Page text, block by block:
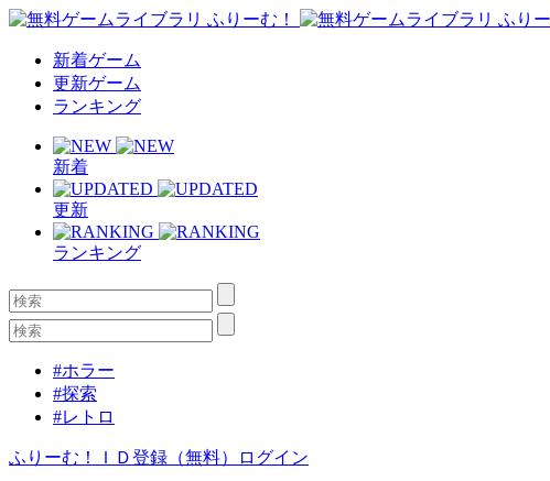
新着ゲーム
更新ゲーム
ランキング
新着
更新
ランキング
#ホラー
#探索
#レトロ
ふりーむ！ＩＤ登録（無料） ログイン